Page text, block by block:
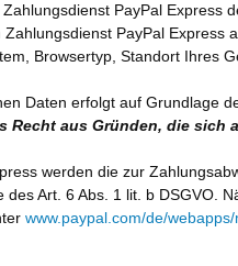
PayPal Express
PayPal
Browsertyp, Standort Ihres
Daten erfolgt auf Grundlage
Recht aus Gründen, die sich
werden die zur
Art. 6 Abs. 1 lit. b DSGVO.
www.paypal.com/de/